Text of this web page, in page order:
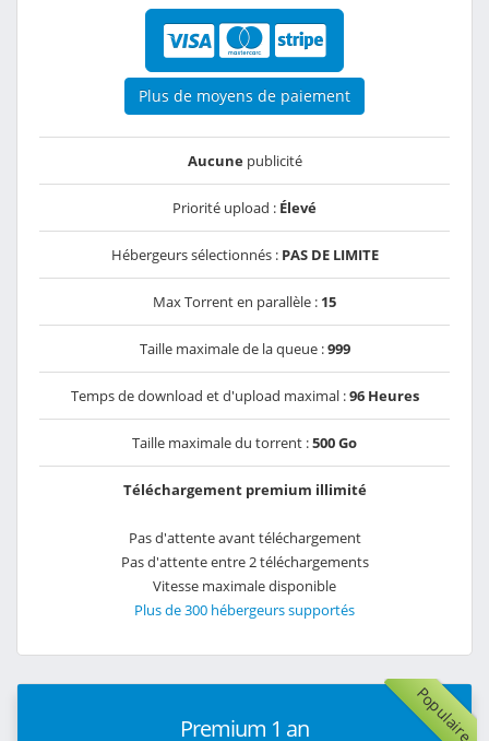
Plus de moyens de paiement
Aucunepublicité
Priorité upload : Élevé
Hébergeurs sélectionnés : PAS DE LIMITE
Max Torrent en parallèle : 15
Taille maximale de la queue :999
Temps de download et d'upload maximal :96 Heures
Taille maximale du torrent :500 Go
Téléchargement premium illimité
Pas d'attente avant téléchargement
Pas d'attente entre 2 téléchargements
Vitesse maximale disponible
Plus de 300 hébergeurs supportés
Populaire
Premium 1 an